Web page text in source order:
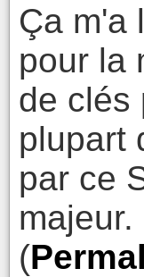
Ça m'a
pour la
de clés
plupart
par ce
majeur.
(